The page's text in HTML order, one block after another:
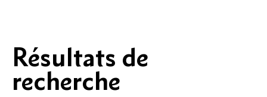
Résultats de
recherche